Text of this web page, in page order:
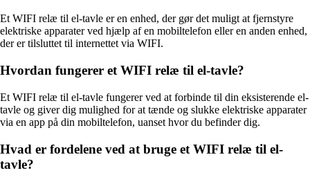
Et WIFI relæ til el-tavle er en enhed, der gør det muligt at fjernstyre
elektriske apparater ved hjælp af en mobiltelefon eller en anden enhed,
der er tilsluttet til internettet via WIFI.
Hvordan fungerer et WIFI relæ til el-tavle?
Et WIFI relæ til el-tavle fungerer ved at forbinde til din eksisterende el-
tavle og giver dig mulighed for at tænde og slukke elektriske apparater
via en app på din mobiltelefon, uanset hvor du befinder dig.
Hvad er fordelene ved at bruge et WIFI relæ til el-
tavle?